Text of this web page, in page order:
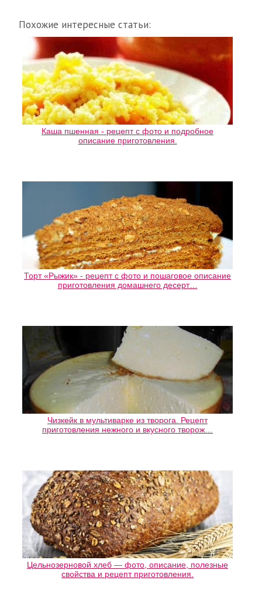
Похожие интересные статьи:
Каша пшенная - рецепт с фото и подробное
описание приготовления.
Торт «Рыжик» - рецепт с фото и пошаговое описание
приготовления домашнего десерт…
Чизкейк в мультиварке из творога. Рецепт
приготовления нежного и вкусного творож…
Цельнозерновой хлеб — фото, описание, полезные
свойства и рецепт приготовления.